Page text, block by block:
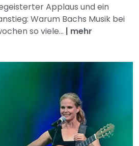
Applaus und ein
Warum Bachs Musik bei
so viele... | mehr